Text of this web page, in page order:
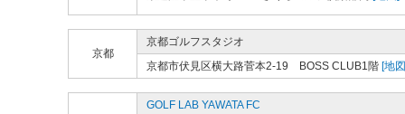
京都
京都ゴルフスタジオ
京都市伏見区横大路菅本2-19 BOSS CLUB1階 [地
GOLF LAB YAWATA FC